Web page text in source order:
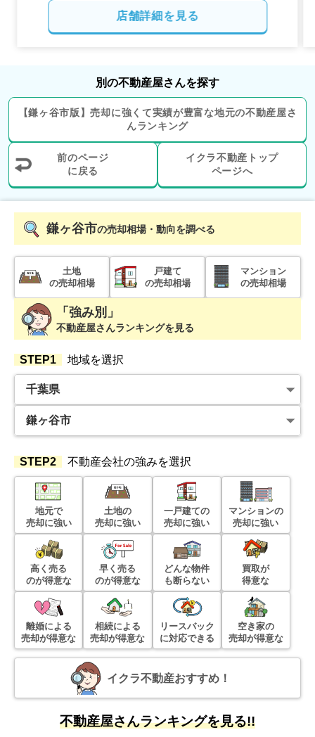
店舗詳細を見る
別の不動産屋さんを探す
【鎌ヶ谷市版】売却に強くて実績が豊富な地元の不動産屋さ
んランキング
前のページ
に戻る
イクラ不動産トップ
ページへ
鎌ヶ谷市の売却相場・動向を調べる
土地
の売却相場
戸建て
の売却相場
マンション
の売却相場
「強み別」
不動産屋さんランキングを見る
STEP1 地域を選択
STEP2 不動産会社の強みを選択
地元で
売却に強い
土地の
売却に強い
一戸建ての
売却に強い
マンションの
売却に強い
高く売る
のが得意な
早く売る
のが得意な
どんな物件
も断らない
買取が
得意な
離婚による
売却が得意な
相続による
売却が得意な
リースバック
に対応できる
空き家の
売却が得意な
イクラ不動産おすすめ！
不動産屋さんランキングを見る!!